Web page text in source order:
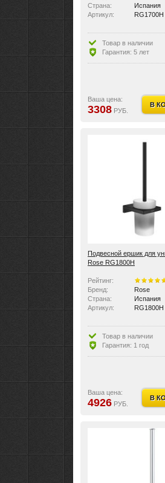
Страна:
Испания
Артикул:
RG1700H
Товар в наличии
Гарантия: 5 лет
Ваша цена:
3308 РУБ.
В
Подвесной ершик для
Rose RG1800H
Рейтинг:
Бренд:
Rose
Страна:
Испания
Артикул:
RG1800H
Товар в наличии
Гарантия: 1 год
Ваша цена:
4926 РУБ.
В